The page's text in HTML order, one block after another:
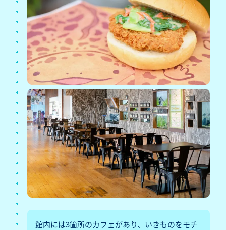
館内には3箇所のカフェがあり、いきものをモチ